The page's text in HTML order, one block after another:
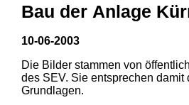
Bau der Anlage
10-06-2003
Die Bilder stammen von
des SEV. Sie entsprechen damit
Grundlagen.